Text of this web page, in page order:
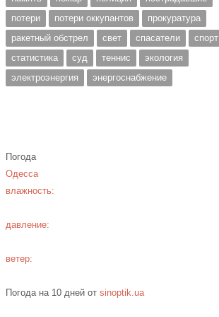
потери
потери оккупантов
прокуратура
ракетный обстрел
свет спасатели
спорт
статистика
суд теннис
экология
электроэнергия
энергоснабжение
Погода
Одесса
влажность:
давление:
ветер:
Погода на 10 дней отsinoptik.ua